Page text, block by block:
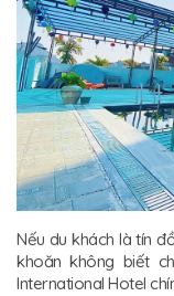
Nếu du khách là tín
khoăn không biết
International Hotel